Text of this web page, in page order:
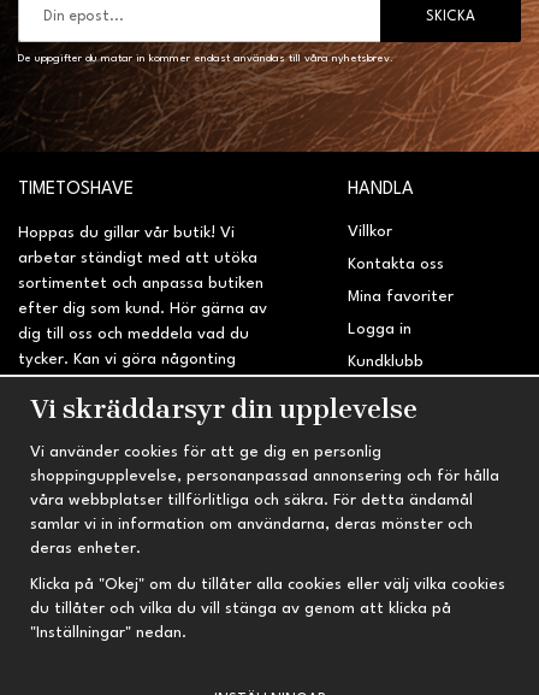
SKICKA
De uppgifter du matar in kommer endast användas till våra nyhetsbrev.
TIMETOSHAVE
Hoppas du gillar vår butik! Vi
arbetar ständigt med att utöka
sortimentet och anpassa butiken
efter dig som kund. Hör gärna av
dig till oss och meddela vad du
tycker. Kan vi göra någonting
sidan?
HANDLA
Villkor
Kontakta oss
Mina favoriter
Logga in
Kundklubb
INFORMATION
Om oss
Nyheter
Nyhetsbrev
Om cookies
Prenumeration
TRYGG HANDEL
Fri frakt vid köp över 695 kr
Kvalitetsprodukter till kanonpris
Vi skräddarsyr din upplevelse
Vi använder cookies för att ge dig en personlig
shoppingupplevelse, personanpassad annonsering och för hålla
våra webbplatser tillförlitliga och säkra. För detta ändamål
samlar vi in information om användarna, deras mönster och
deras enheter.
Klicka på "Okej" om du tillåter alla cookies eller välj vilka cookies
du tillåter och vilka du vill stänga av genom att klicka på
"Inställningar" nedan.